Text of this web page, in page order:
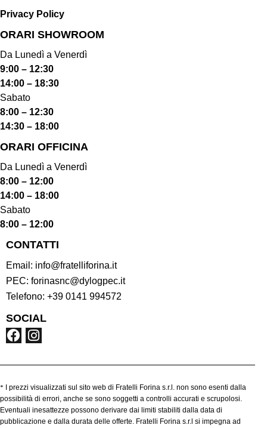
Privacy Policy
ORARI SHOWROOM​
Da Lunedì a Venerdì
9:00 – 12:30
14:00 – 18:30
Sabato
8:00 – 12:30
14:30 – 18:00
ORARI OFFICINA
Da Lunedì a Venerdì
8:00 – 12:00
14:00 – 18:00
Sabato
8:00 – 12:00
CONTATTI
Email: info@fratelliforina.it
PEC: forinasnc@dylogpec.it
Telefono: +39 0141 994572
SOCIAL
*
I prezzi visualizzati sul sito web di Fratelli Forina s.r.l. non sono esenti dalla
possibilità di errori, anche se sono soggetti a controlli accurati e scrupolosi.
Eventuali inesattezze possono derivare dai limiti stabiliti dalla data di
pubblicazione e dalla durata delle offerte. Fratelli Forina s.r.l si impegna ad